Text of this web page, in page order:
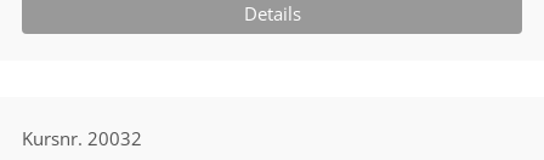
Details
Kursnr. 20032